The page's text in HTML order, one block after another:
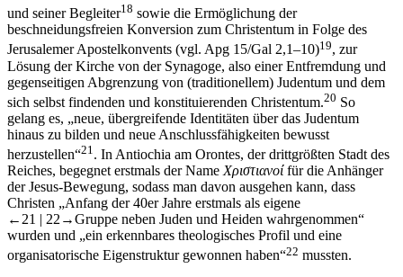
und seiner Begleiter18 sowie die Ermöglichung der
beschneidungsfreien Konversion zum Christentum in Folge des
Jerusalemer Apostelkonvents (vgl. Apg 15/Gal 2,1–10)19, zur
Lösung der Kirche von der Synagoge, also einer Entfremdung und
gegenseitigen Abgrenzung von (traditionellem) Judentum und dem
sich selbst findenden und konstituierenden Christentum.20 So
gelang es, „neue, übergreifende Identitäten über das Judentum
hinaus zu bilden und neue Anschlussfähigkeiten bewusst
herzustellen“21 . In Antiochia am Orontes, der drittgrößten Stadt des
Reiches, begegnet erstmals der Name Χριστιανοίfür die Anhänger
der Jesus-Bewegung, sodass man davon ausgehen kann, dass
Christen „Anfang der 40er Jahre erstmals als eigene
←21 | 22→Gruppe neben Juden und Heiden wahrgenommen“
wurden und „ein erkennbares theologisches Profil und eine
organisatorische Eigenstruktur gewonnen haben“22 mussten.